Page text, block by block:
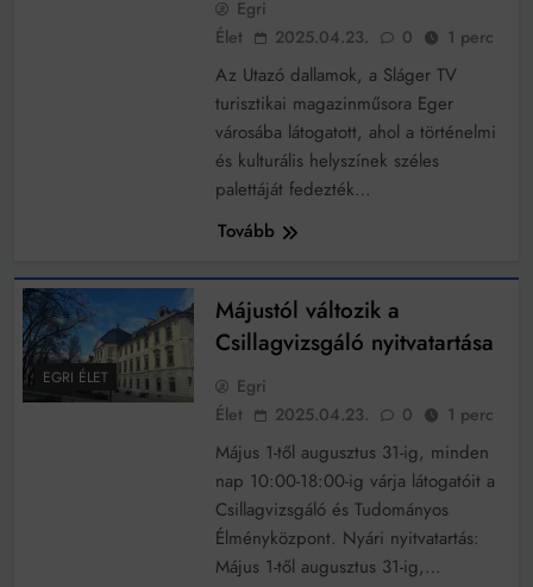
működik, ha jól van felújítva
Ingatlanpiaci szakértők szerint akár 5 százalékkal is
Munkácsy nem Krisztust szépítette meg: minket
Ahol köszönnek, ott még van város
Amikor a Tetris boldogabbá tesz, mint a szerelem
Létezik tökéletes élet: Truman is elhitte
Karinthy Frigyes: a zseni, aki belenézett a saját
koponyájába
Ki akarsz törni. De miből?
Az öregség nem csak ránc?
Az ördög még mindig Pradát visel. De te miért öltözöl
Móricz Zsigmond: falusi író vagy boncmester?
Mindenki a világot akarja uralni – de nem csak a 80-
Egri
Élet
2025.04.23. 0 1 perc
Az Utazó dallamok, a Sláger TV
turisztikai magazinműsora Eger
városába látogatott, ahol a történelmi
és kulturális helyszínek széles
palettáját fedezték…
Tovább
EGRI ÉLET
Májustól változik a
Csillagvizsgáló nyitvatartása
Egri
Élet
2025.04.23. 0 1 perc
Május 1-től augusztus 31-ig, minden
nap 10:00-18:00-ig várja látogatóit a
Csillagvizsgáló és Tudományos
Élményközpont. Nyári nyitvatartás:
Május 1-től augusztus 31-ig,…